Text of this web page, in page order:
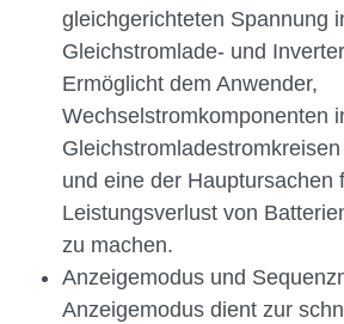
gleichgerichteten Spannung
Gleichstromlade- und
Ermöglicht dem Anwender,
Wechselstromkomponenten
und eine der Hauptursachen
Leistungsverlust von
zu machen.
Anzeigemodus und
Anzeigemodus dient zur